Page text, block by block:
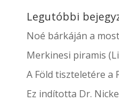
Legutóbbi
Noé bárkáján a
Merkinesi piramis
A Föld tiszteletére a
Ez indította Dr.